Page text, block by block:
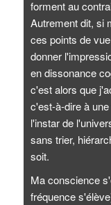
forment au
Autrement dit, si
ces points de
donner
en dissonance
c'est alors que
c'est-à-dire à
l'instar de
sans trier,
soit.
Ma conscience
fréquence